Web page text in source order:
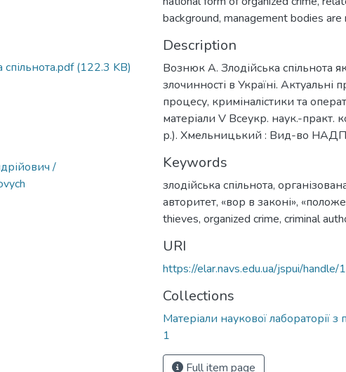
(122.3 KB)
/
background, management bodies are
Description
Вознюк А. Злодійська спільнота
злочинності в Україні.
процесу, криміналістики та
матеріали V Всеукр. наук.-
р.). Хмельницький : Вид-во
Keywords
злодійська спільнота,
авторитет, «вор в законі»,
thieves, organized crime, criminal
URI
https://elar.navs.edu.ua/jspui/
Collections
Матеріали наукової лабораторії
1
Full item page